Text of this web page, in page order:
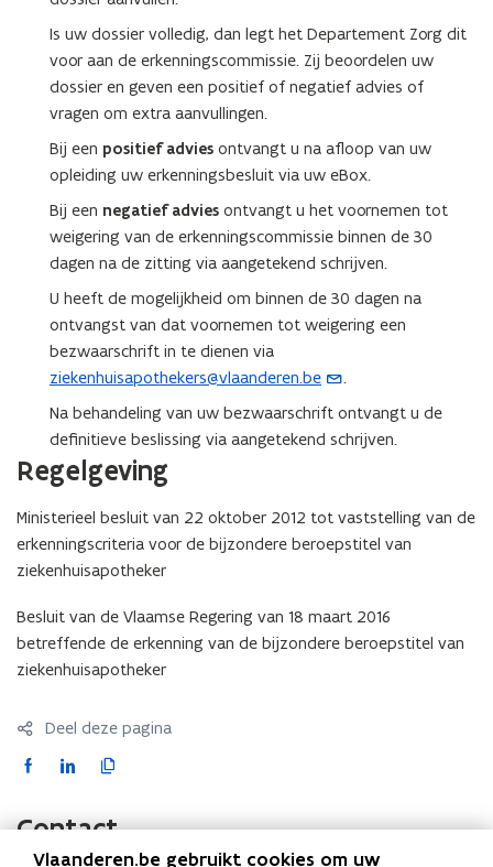
s
t
e
n
t
i
n
n
i
e
u
w
e
n
s
t
e
r
)
Is uw dossier volledig, dan legt het Departement Zorg dit
voor aan de erkenningscommissie. Zij beoordelen uw
dossier en geven een positief of negatief advies of
vragen om extra aanvullingen.
Bij een positief advies ontvangt u na afloop van uw
opleiding uw erkenningsbesluit via uw eBox.
Bij een negatief advies ontvangt u het voornemen tot
weigering van de erkenningscommissie binnen de 30
dagen na de zitting via aangetekend schrijven.
U heeft de mogelijkheid om binnen de 30 dagen na
ontvangst van dat voornemen tot weigering een
bezwaarschrift in te dienen via
ziekenhuisapothekers@vlaanderen.be
(
o
p
n
t
i
n
w
e
-
a
p
p
.
Na behandeling van uw bezwaarschrift ontvangt u de
definitieve beslissing via aangetekend schrijven.
Regelgeving
Ministerieel besluit van 22 oktober 2012 tot vaststelling van de
erkenningscriteria voor de bijzondere beroepstitel van
ziekenhuisapotheker
Besluit van de Vlaamse Regering van 18 maart 2016
betreffende de erkenning van de bijzondere beroepstitel van
ziekenhuisapotheker
Deel deze pagina
F
c
L
K
Contact
Vlaanderen.be gebruikt cookies om uw